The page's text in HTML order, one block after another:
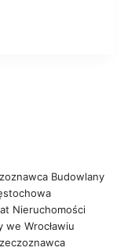
Budowlany
Nieruchomości
we Wrocławiu